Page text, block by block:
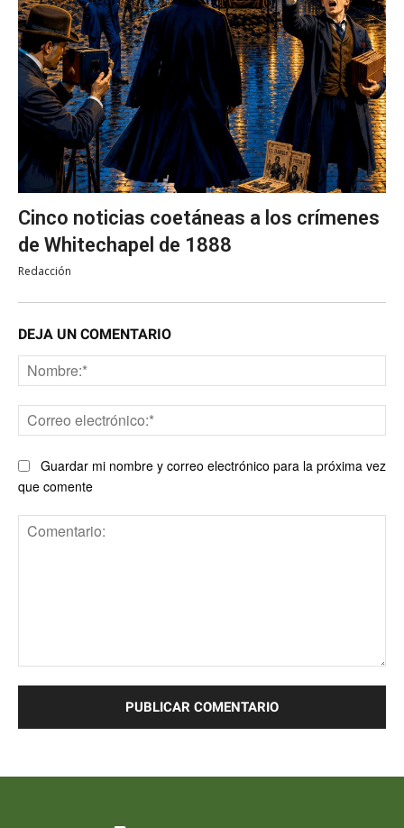
Cinco noticias coetáneas a los crímenes
de Whitechapel de 1888
Redacción
DEJA UN COMENTARIO
Guardar mi nombre y correo electrónico para la próxima vez
que comente